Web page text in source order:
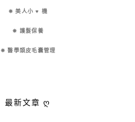
✵ 美人小 ♥ 機
✵ 護髮保養
✵ 醫學頭皮毛囊管理
最新文章 ღ